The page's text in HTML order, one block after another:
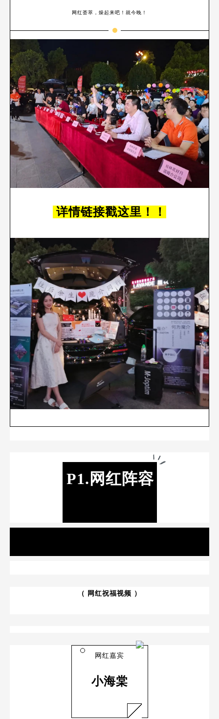
网红荟萃，燥起来吧！就今晚！
详情链接戳这里！！
P1.网红阵容
（ 网红祝福视频 ）
网红嘉宾
小海棠